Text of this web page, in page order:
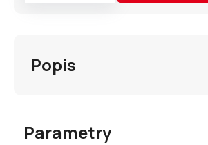
Popis
Parametry